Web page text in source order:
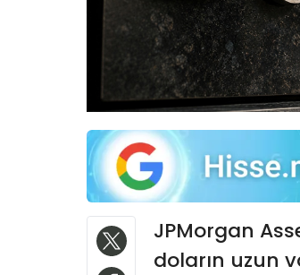
JPMorgan
doların uzun